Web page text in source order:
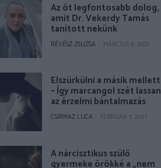
Az öt legfontosabb dolog,
amit Dr. Vekerdy Tamás
tanított nekünk
RÉVÉSZ ZSUZSA MÁRCIUS 9, 2021
Elszürkülni a másik mellett
– Így marcangol szét lassan
az érzelmi bántalmazás
CSIRMAZ LUCA FEBRUÁR 1, 2021
A nárcisztikus szülő
gyermeke örökké a „nem